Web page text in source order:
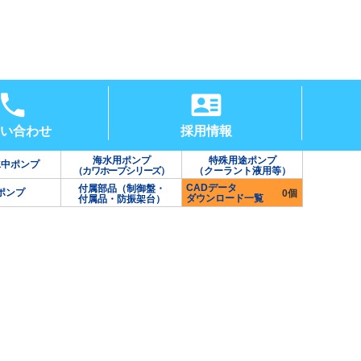
合わせ 採用情報
ポンプ
海水用ポンプ
（カワホープシリーズ）
特殊用途ポンプ
（クーラント液用等）
ンプ
付属部品（制御盤・
付属品・防振架台）
CADデータ
ダウンロード一覧
0個